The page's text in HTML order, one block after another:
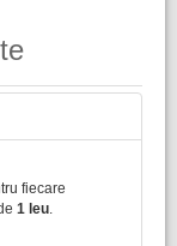
fiecare
1 leu